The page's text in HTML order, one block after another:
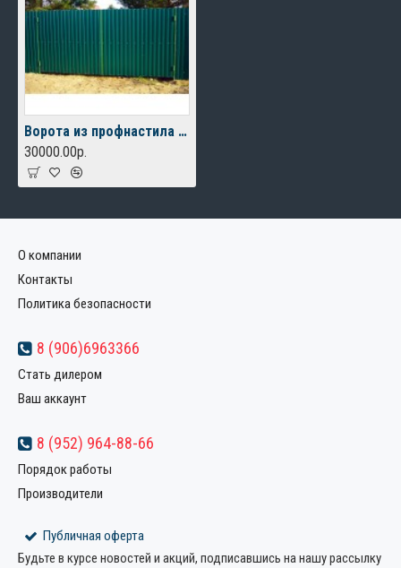
Ворота из профнастила распашные
30000.00р.
О компании
Контакты
Политика безопасности
8 (906)6963366
Стать дилером
Ваш аккаунт
8 (952) 964-88-66
Порядок работы
Производители
Публичная оферта
Будьте в курсе новостей и акций, подписавшись на нашу рассылку